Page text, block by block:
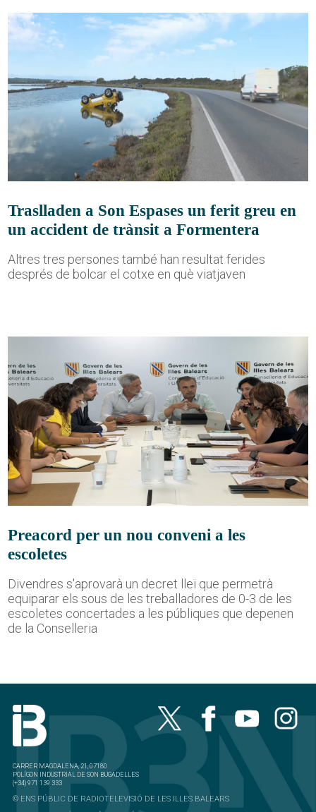
Traslladen a Son Espases un ferit greu en
un accident de trànsit a Formentera
Altres tres persones també han resultat ferides
després de bolcar el cotxe en què viatjaven
Preacord per un nou conveni a les
escoletes
Divendres s'aprovarà un decret llei que permetrà
equiparar els sous de les treballadores de 0-3 de les
escoletes concertades a les públiques que depenen
de la Conselleria
CARRER MAGDALENA, 21, 07180
POLÍGON INDUSTRIAL DE SON BUGADELLES
(+34) 971 139 333
© ENS PÚBLIC DE RADIOTELEVISIÓ DE LES ILLES BALEARS